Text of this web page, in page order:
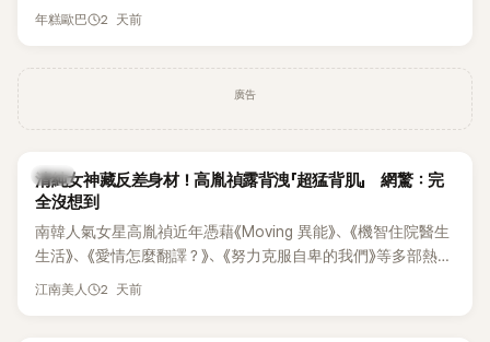
新播出的第8集不僅上演火辣吻戲，更接連出現床戲橋段，讓
年糕歐巴 2 天前
廣告
韓星
清純女神藏反差身材！高胤禎露背洩「超猛背肌」 網驚：完
全沒想到
南韓人氣女星高胤禎近年憑藉《Moving 異能》、《機智住院醫生
生活》、《愛情怎麼翻譯？》、《努力克服自卑的我們》等多部熱門
作品，躍升為韓劇新一代女神代表，不僅演技備受肯定，精緻
江南美人 2 天前